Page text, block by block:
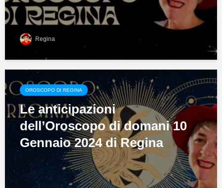
Regina
OROSCOPO DI REGINA
Le anticipazioni
dell’Oroscopo di domani 10
Gennaio 2024 di Regina